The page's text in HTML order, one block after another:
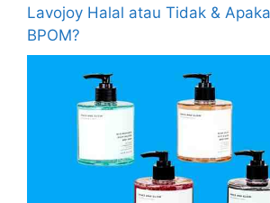
Lavojoy Halal atau Tidak &
BPOM?